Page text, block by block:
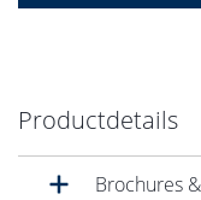
Productdetails
Brochures